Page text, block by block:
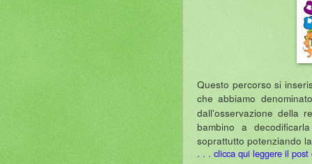
Questo percorso si
che abbiamo
dall'osservazione della
bambino a
soprattutto potenziando
. . . clicca qui leggere il post